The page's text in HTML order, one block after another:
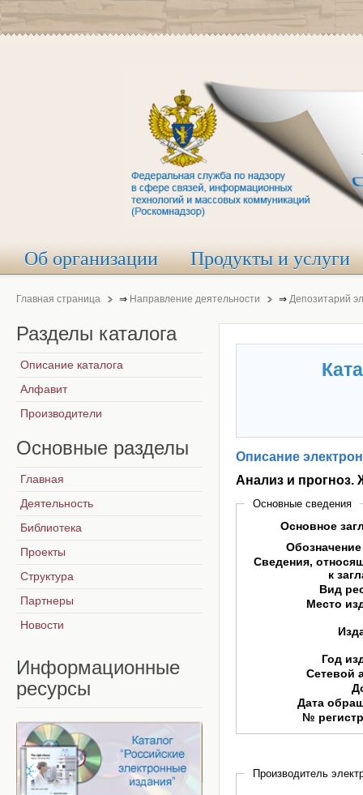
Об организации Продукты и услуги
Главная страница ⇒ Направление деятельности ⇒ Депозитарий
Описание
Анализ и
Основные сведения
Основное
Сведения,
к
Вид
Место
Год
Сетевой
Дата
№
Производитель
Разделы каталога
Описание каталога
Алфавит
Производители
Основные разделы
Главная
Деятельность
Библиотека
Проекты
Структура
Партнеры
Новости
Информационные
ресурсы